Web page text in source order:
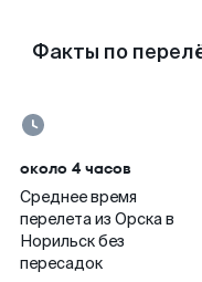
Факты по
около 4 часов
Среднее время
перелета из Орска в
Норильск без
пересадок